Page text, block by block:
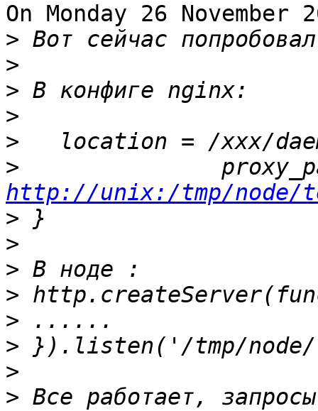
On Monday 26
>
>
>
>
>
>
http://unix:/tmp/
>
>
>
>
>
>
>
> Все работает,